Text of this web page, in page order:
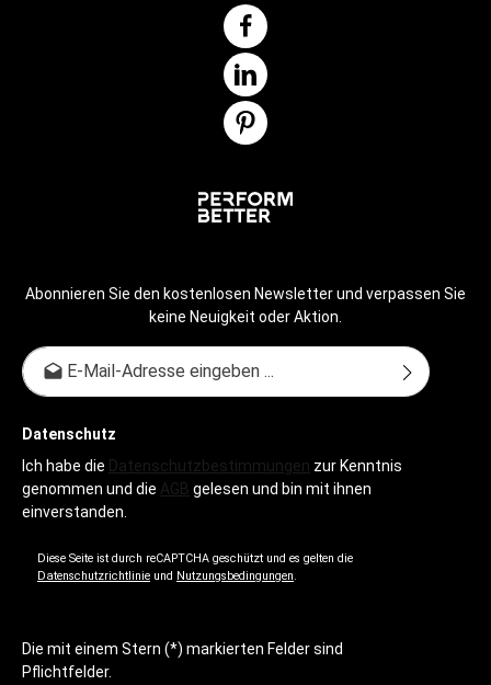
Abonnieren Sie den kostenlosen Newsletter und verpassen Sie
keine Neuigkeit oder Aktion.
Datenschutz
Ich habe die Datenschutzbestimmungen zur Kenntnis
genommen und die AGB gelesen und bin mit ihnen
einverstanden.
Diese Seite ist durch reCAPTCHA geschützt und es gelten die
Datenschutzrichtlinie und Nutzungsbedingungen.
Die mit einem Stern (*) markierten Felder sind
Pflichtfelder.